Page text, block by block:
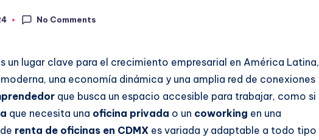
No Comments
un lugar clave para el crecimiento empresarial en América Latina,
una economía dinámica y una amplia red de conexiones
que busca un espacio accesible para trabajar, como si
que necesita una oficina privada o un coworking en una
renta de oficinas en CDMX es variada y adaptable a todo tipo